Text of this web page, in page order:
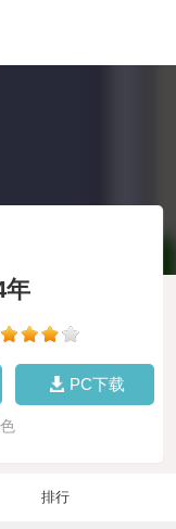
年
PC下载
排行